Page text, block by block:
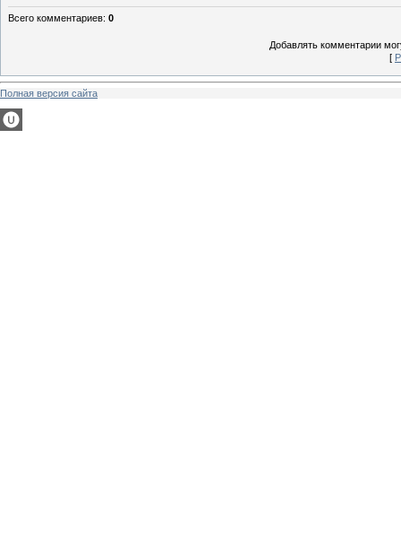
Всего комментариев: 0
Добавлять комментарии
[
Полная версия сайта